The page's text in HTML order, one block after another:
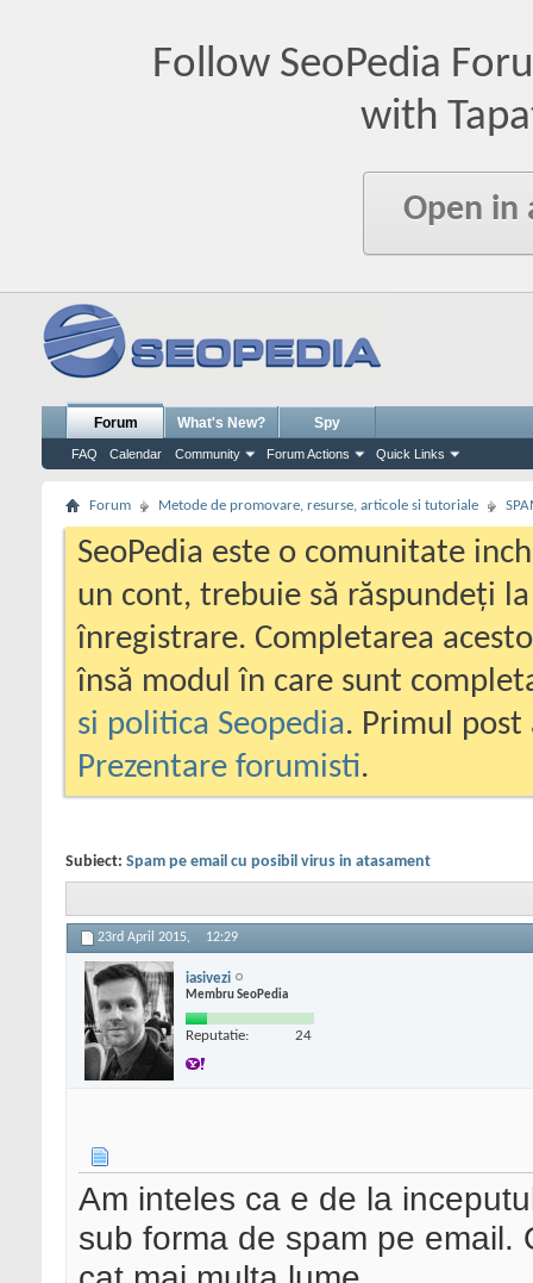
Follow SeoPedia
with
Open in
Forum
FAQ Calendar Community Forum Actions Quick Links
What's New? Spy
Forum Metode de promovare, resurse, articole si tutoriale
SeoPedia este o comunitate
un cont, trebuie să răspundeți
înregistrare. Completarea
însă modul în care sunt
si politica Seopedia. Primul
Prezentare forumisti.
Subiect: Spam pe email cu posibil virus in atasament
23rd April 2015, 12:29
iasivezi
Membru SeoPedia
Reputatie: 24
Am inteles ca e de la
sub forma de spam pe email.